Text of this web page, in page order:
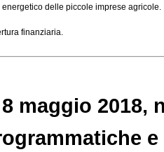
delle piccole imprese agricole.
finanziaria.
maggio 2018,